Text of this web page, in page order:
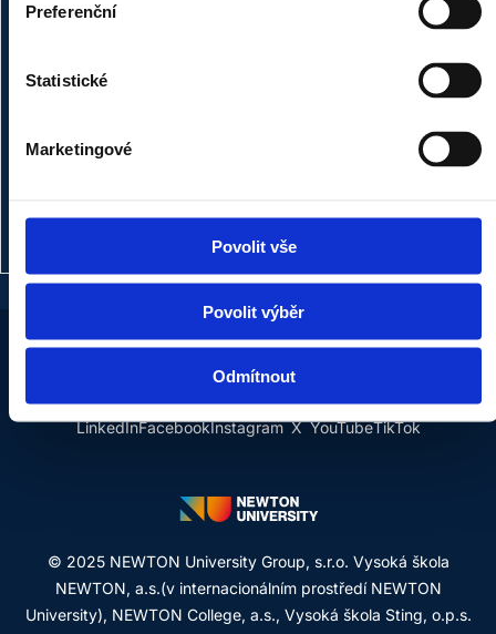
Preferenční
Statistické
Marketingové
Povolit vše
Povolit výběr
Odmítnout
LinkedInFacebookInstagram X YouTubeTikTok
© 2025 NEWTON University Group, s.r.o. Vysoká škola
NEWTON, a.s.(v internacionálním prostředí NEWTON
University), NEWTON College, a.s., Vysoká škola Sting, o.p.s.